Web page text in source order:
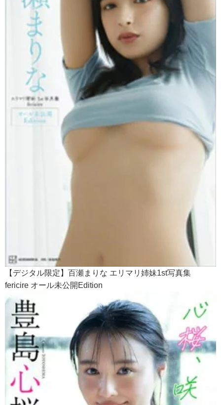
【デジタル限定】百瀬まりな エリマリ姉妹1st写真集
fericire オール未公開Edition